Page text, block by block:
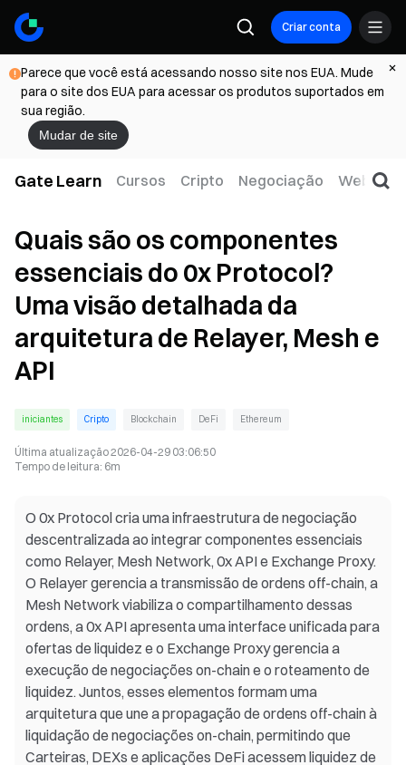
Criar conta
Parece que você está acessando nosso site nos EUA. Mude
para o site dos EUA para acessar os produtos suportados em
sua região.
Mudar de site
Gate Learn Cursos Cripto Negociação Web3
Quais são os componentes
essenciais do 0x Protocol?
Uma visão detalhada da
arquitetura de Relayer, Mesh e
API
iniciantes Cripto Blockchain DeFi Ethereum
Última atualização2026-04-29 03:06:50
Tempo de leitura: 6m
O 0x Protocol cria uma infraestrutura de negociação
descentralizada ao integrar componentes essenciais
como Relayer, Mesh Network, 0x API e Exchange Proxy.
O Relayer gerencia a transmissão de ordens off-chain, a
Mesh Network viabiliza o compartilhamento dessas
ordens, a 0x API apresenta uma interface unificada para
ofertas de liquidez e o Exchange Proxy gerencia a
execução de negociações on-chain e o roteamento de
liquidez. Juntos, esses elementos formam uma
arquitetura que une a propagação de ordens off-chain à
liquidação de negociações on-chain, permitindo que
Carteiras, DEXs e aplicações DeFi acessem liquidez de